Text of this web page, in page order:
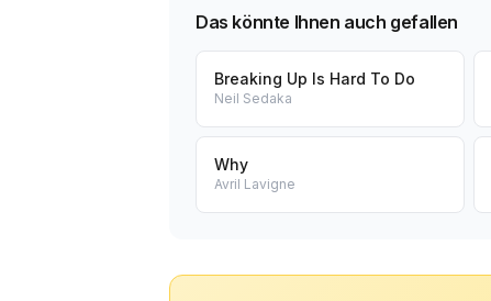
Das könnte Ihnen auch gefallen
Breaking Up Is Hard To Do
Neil Sedaka
Why
Avril Lavigne